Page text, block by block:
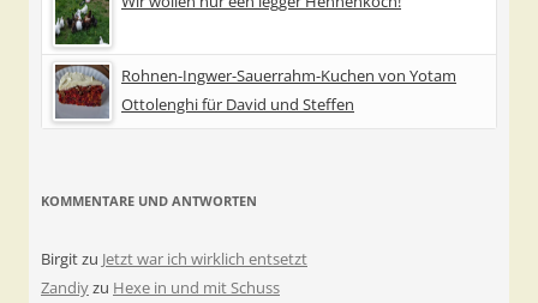
Rohnen-Ingwer-Sauerrahm-Kuchen von Yotam
Ottolenghi für David und Steffen
KOMMENTARE UND ANTWORTEN
Birgitzu Jetzt war ich wirklich entsetzt
Zandiyzu Hexe in und mit Schuss